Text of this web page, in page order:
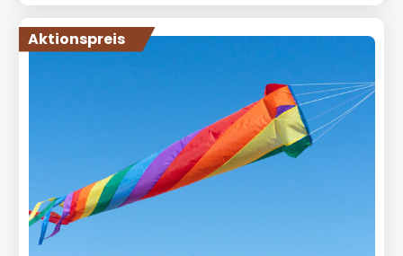
Aktionspreis